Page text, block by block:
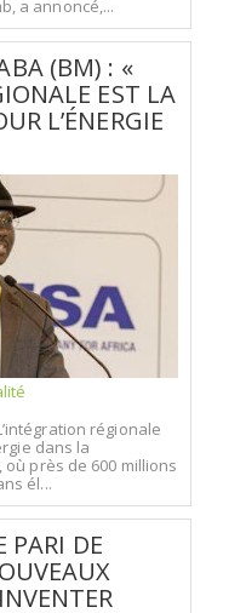
a annoncé,...
(BM) : «
EST LA
L’ÉNERGIE
régionale
dans la
où près de 600 millions
él...
PARI DE